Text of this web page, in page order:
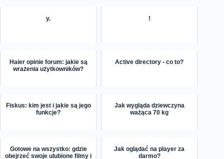
y. !
Haier opinie forum: jakie są
wrażenia użytkowników?
Active directory - co to?
Fiskus: kim jest i jakie są jego
funkcje?
Jak wygląda dziewczyna
ważąca 70 kg
Gotowe na wszystko: gdzie
obejrzeć swoje ulubione filmy i
Jak oglądać na player za
darmo?